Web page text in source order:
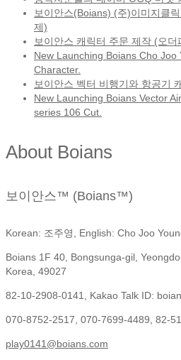
보이안스(Boians) (주)이미지클
제)
보이안스 캐릭터 주문 제작 (오더
New Launching Boians Cho
Character.
보이안스 벡터 비행기와 항공기
New Launching Boians Vector
series 106 Cut.
About Boians
보이안스™ (Boians™)
Korean: 조주영, English: Cho Joo
Boians 1F 40, Bongsunga-gil,
Korea, 49027
82-10-2908-0141, Kakao Talk ID:
070-8752-2517, 070-7699-4489, 82-
play0141@boians.com